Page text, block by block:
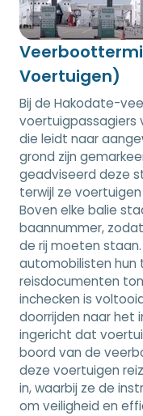
Voertuigen)
Bij de Hakodate-
voertuigpassagiers
die leidt naar
grond zijn
geadviseerd deze
terwijl ze
Boven elke balie
baannummer,
de rij moeten
automobilisten hun
reisdocumenten
inchecken is
doorrijden naar het
ingericht dat
boord van de
deze voertuigen
in, waarbij ze de
om veiligheid en